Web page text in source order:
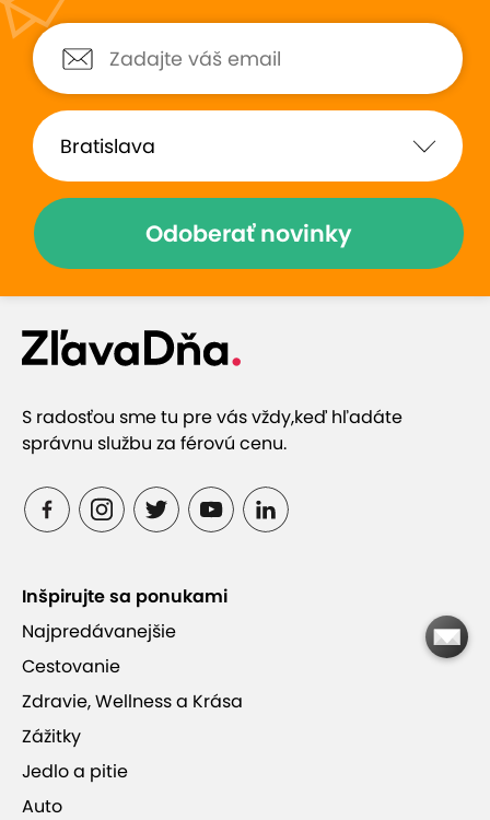
Hodnotené:TÝŽDEŇ: Wellness pobyt...
super,super,super...odporučame.
Zobraziť hodnotenia (1)
Prečo si vybrať túto ponuku
Ubytovanie v oravskej dedinke Vitanová
Saunový a vodný svet neobmedzene
Jedlá z domácej i medzinárodnej kuchyne
Chocholowskie Termy a Aquapark Oravice
kúsok od hotela
Odoberať novinky
S radosťou sme tu pre vás vždy,keď hľadáte
správnu službu za férovú cenu.
Inšpirujte sa ponukami
Najpredávanejšie
Cestovanie
Zdravie, Wellness a Krása
Zážitky
Jedlo a pitie
Auto